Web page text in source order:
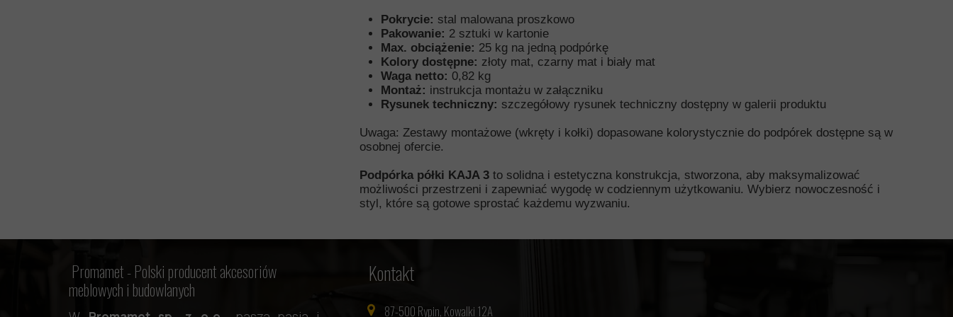
Pokrycie: stal malowana proszkowo
Pakowanie: 2 sztuki w kartonie
Max. obciążenie: 25 kg na jedną podpórkę
Kolory dostępne: złoty mat, czarny mat i biały mat
Waga netto: 0,82 kg
Montaż: instrukcja montażu w załączniku
Rysunek techniczny: szczegółowy rysunek techniczny dostępny w galerii produktu
Uwaga: Zestawy montażowe (wkręty i kołki) dopasowane kolorystycznie do podpórek dostępne są w
osobnej ofercie.
Podpórka półki KAJA 3 to solidna i estetyczna konstrukcja, stworzona, aby maksymalizować
możliwości przestrzeni i zapewniać wygodę w codziennym użytkowaniu. Wybierz nowoczesność i
styl, które są gotowe sprostać każdemu wyzwaniu.
Kontakt
87-500 Rypin, Kowalki 12A
Promamet -Polski producent akcesoriów
meblowych i budowlanych